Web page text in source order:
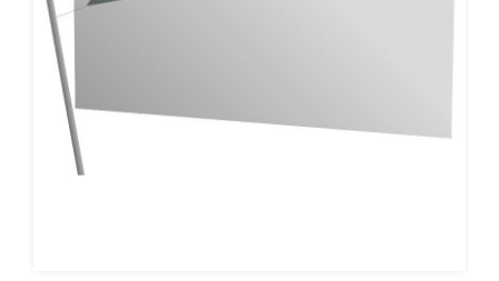
Glatz parasoldoeken
Glatz stofstalen collectie Sampleboeken
Umbrosa en Paraflex parasoldoeken